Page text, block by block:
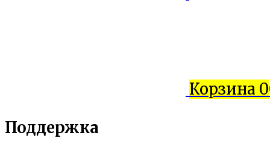
Корзина 0
Поддержка